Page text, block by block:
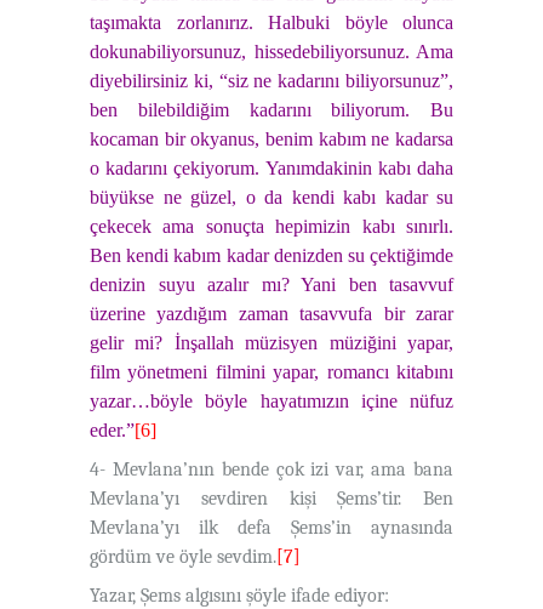
taşımakta zorlanırız. Halbuki böyle olunca
dokunabiliyorsunuz, hissedebiliyorsunuz. Ama
diyebilirsiniz ki, “siz ne kadarını biliyorsunuz”,
ben bilebildiğim kadarını biliyorum. Bu
kocaman bir okyanus, benim kabım ne kadarsa
o kadarını çekiyorum. Yanımdakinin kabı daha
büyükse ne güzel, o da kendi kabı kadar su
çekecek ama sonuçta hepimizin kabı sınırlı.
Ben kendi kabım kadar denizden su çektiğimde
denizin suyu azalır mı? Yani ben tasavvuf
üzerine yazdığım zaman tasavvufa bir zarar
gelir mi? İnşallah müzisyen müziğini yapar,
film yönetmeni filmini yapar, romancı kitabını
yazar…böyle böyle hayatımızın içine nüfuz
eder.”[6]
4- Mevlana’nın bende çok izi var, ama bana
Mevlana’yı sevdiren kişi Şems’tir. Ben
Mevlana’yı ilk defa Şems’in aynasında
gördüm ve öyle sevdim. [7]
Yazar, Şems algısını şöyle ifade ediyor: